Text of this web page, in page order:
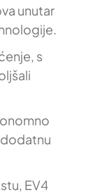
unutar
s
EV4